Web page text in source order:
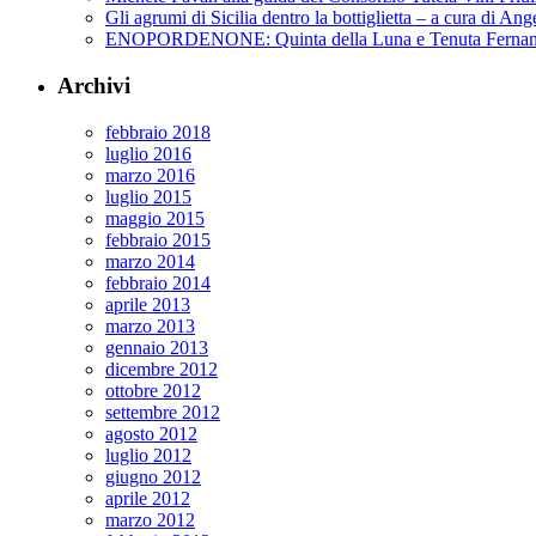
Gli agrumi di Sicilia dentro la bottiglietta – a cura di
ENOPORDENONE: Quinta della Luna e Tenuta
Archivi
febbraio 2018
luglio 2016
marzo 2016
luglio 2015
maggio 2015
febbraio 2015
marzo 2014
febbraio 2014
aprile 2013
marzo 2013
gennaio 2013
dicembre 2012
ottobre 2012
settembre 2012
agosto 2012
luglio 2012
giugno 2012
aprile 2012
marzo 2012